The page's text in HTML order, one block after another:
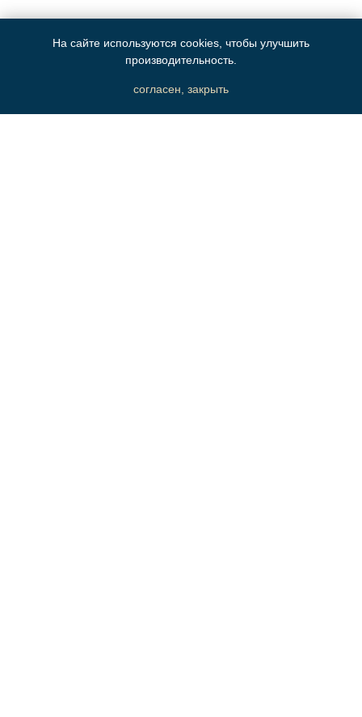
На сайте используются cookies, чтобы улучшить
производительность.
согласен, закрыть